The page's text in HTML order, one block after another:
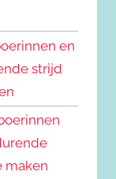
en
strijd
maken